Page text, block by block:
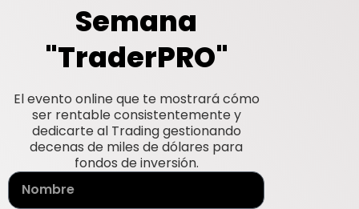
Semana
"TraderPRO"
El evento online que te mostrará cómo
ser rentable consistentemente y
dedicarte al Trading gestionando
decenas de miles de dólares para
fondos de inversión.